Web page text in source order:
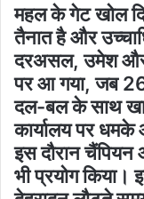
महल के गेट खोल
तैनात है और
दरअसल, उमेश और
पर आ गया, जब
दल-बल के साथ
कार्यालय पर
इस दौरान चैंपियन
भी प्रयोग